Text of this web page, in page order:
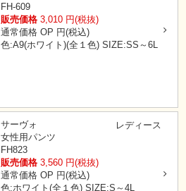
FH-609
販売価格 3,010 円(税抜)
通常価格 OP 円(税込)
色:A9(ホワイト)(全１色) SIZE:SS～6L
レディース
サーヴォ
女性用パンツ
FH823
販売価格 3,560 円(税抜)
通常価格 OP 円(税込)
色:ホワイト(全１色) SIZE:S～4L